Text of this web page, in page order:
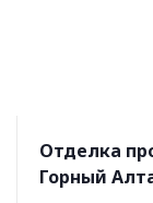
Отделка
Горный